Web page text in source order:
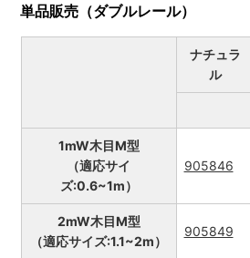
単品販売（ダブルレール）
ナチュラ
ル
1mW木目M型
（適応サイ
ズ:0.6~1m）
905846
2mW木目M型
（適応サイズ:1.1~2m）
905849